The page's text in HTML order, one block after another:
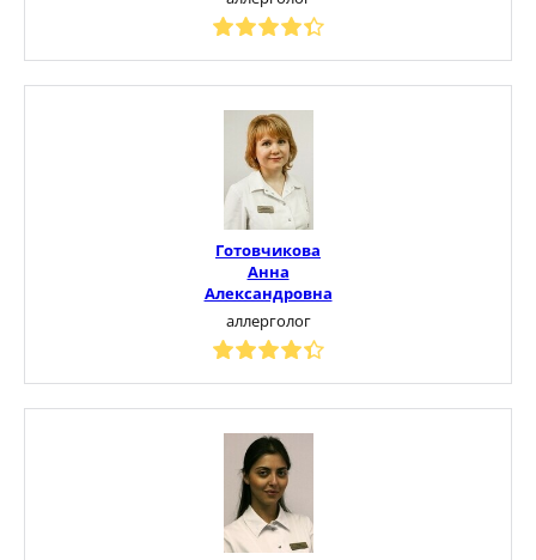
Готовчикова
Анна
Александровна
аллерголог